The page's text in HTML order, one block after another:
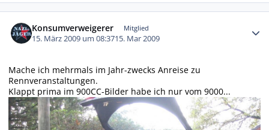
Konsumverweigerer Mitglied
15. März 2009 um 08:3715. Mar 2009
Mache ich mehrmals im Jahr-zwecks Anreise zu
Rennveranstaltungen.
Klappt prima im 900CC-Bilder habe ich nur vom 9000...